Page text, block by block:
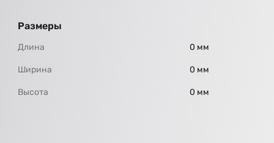
Размеры
Длина 0 мм
Ширина 0 мм
Высота 0 мм